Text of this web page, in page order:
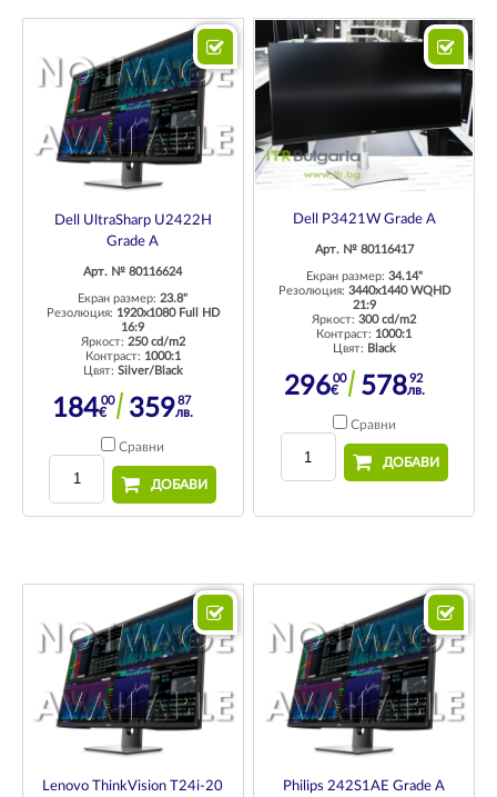
Dell UltraSharp U2422H
Grade A
Арт. № 80116624
Екран размер:23.8"
Резолюция: 1920x1080 Full HD
16:9
Яркост: 250 cd/m2
Контраст: 1000:1
Цвят: Silver/Black
18400
€ 35987
лв.
Сравни
ДОБАВИ
Dell P3421W Grade A
Арт. № 80116417
Екран размер: 34.14"
Резолюция: 3440x1440 WQHD
21:9
Яркост:300 cd/m2
Контраст: 1000:1
Цвят: Black
29600
€ 57892
лв.
Сравни
ДОБАВИ
Lenovo ThinkVision T24i-20
Philips 242S1AE Grade A